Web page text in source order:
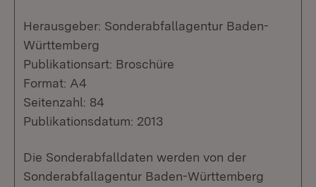
Herausgeber: Sonderabfallagentur Baden-
Württemberg
Publikationsart: Broschüre
Format: A4
Seitenzahl: 84
Publikationsdatum: 2013
Die Sonderabfalldaten werden von der
Sonderabfallagentur Baden-Württemberg